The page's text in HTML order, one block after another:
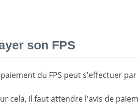
son FPS
paiement du FPS peut s'effectuer
cela, il faut attendre l'avis de